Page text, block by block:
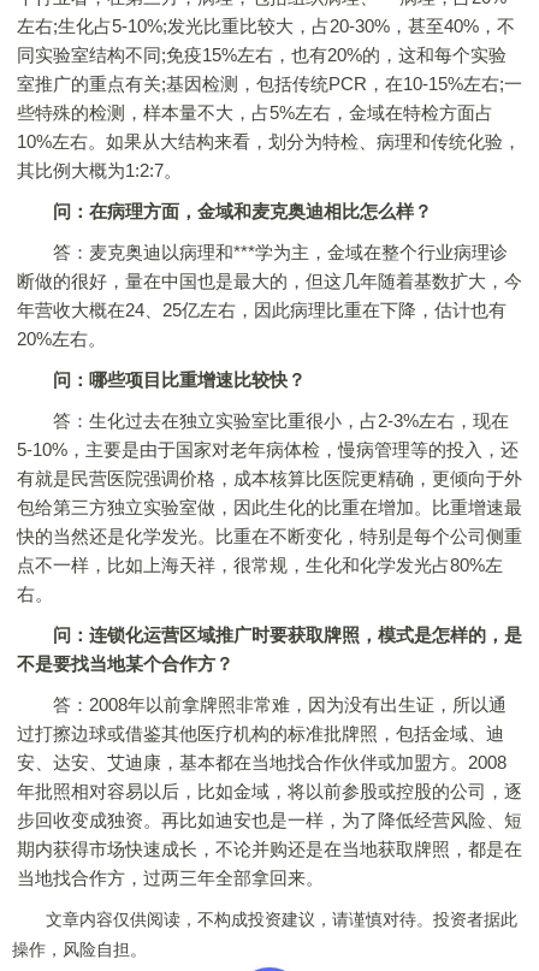
左右;生化占5-10%;发光比重比较大，占20-30%，甚至40%，不
同实验室结构不同;免疫15%左右，也有20%的，这和每个实验
室推广的重点有关;基因检测，包括传统PCR，在10-15%左右;一
些特殊的检测，样本量不大，占5%左右，金域在特检方面占
10%左右。如果从大结构来看，划分为特检、病理和传统化验，
其比例大概为1:2:7。
问：在病理方面，金域和麦克奥迪相比怎么样？
答：麦克奥迪以病理和***学为主，金域在整个行业病理诊
断做的很好，量在中国也是最大的，但这几年随着基数扩大，今
年营收大概在24、25亿左右，因此病理比重在下降，估计也有
20%左右。
问：哪些项目比重增速比较快？
答：生化过去在独立实验室比重很小，占2-3%左右，现在
5-10%，主要是由于国家对老年病体检，慢病管理等的投入，还
有就是民营医院强调价格，成本核算比医院更精确，更倾向于外
包给第三方独立实验室做，因此生化的比重在增加。比重增速最
快的当然还是化学发光。比重在不断变化，特别是每个公司侧重
点不一样，比如上海天祥，很常规，生化和化学发光占80%左
右。
问：连锁化运营区域推广时要获取牌照，模式是怎样的，是
不是要找当地某个合作方？
答：2008年以前拿牌照非常难，因为没有出生证，所以通
过打擦边球或借鉴其他医疗机构的标准批牌照，包括金域、迪
安、达安、艾迪康，基本都在当地找合作伙伴或加盟方。2008
年批照相对容易以后，比如金域，将以前参股或控股的公司，逐
步回收变成独资。再比如迪安也是一样，为了降低经营风险、短
期内获得市场快速成长，不论并购还是在当地获取牌照，都是在
当地找合作方，过两三年全部拿回来。
文章内容仅供阅读，不构成投资建议，请谨慎对待。投资者据此
操作，风险自担。